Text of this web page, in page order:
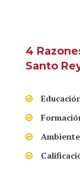
4
Santo